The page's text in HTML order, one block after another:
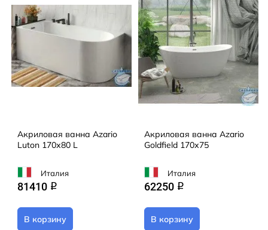
Акриловая ванна Azario
Luton 170х80 L
Италия
81410 q
В корзину
Акриловая ванна Azario
Goldfield 170х75
Италия
62250 q
В корзину